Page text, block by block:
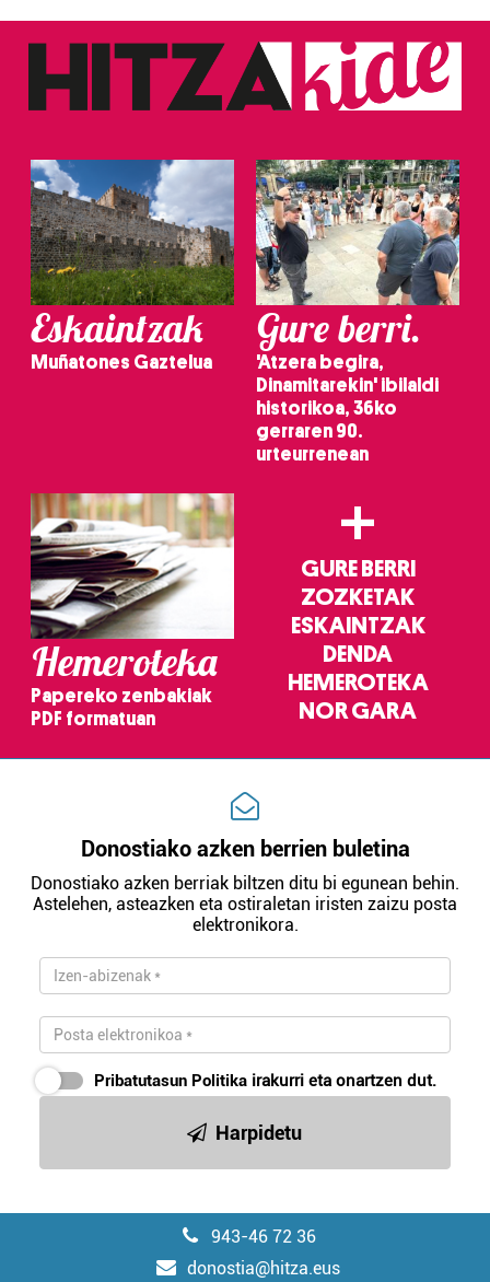
Eskaintzak
Muñatones Gaztelua
Gure berri.
'Atzera begira,
Dinamitarekin' ibilaldi
historikoa, 36ko
gerraren 90.
urteurrenean
Hemeroteka
Papereko zenbakiak
PDF formatuan
+
GURE BERRI
ZOZKETAK
ESKAINTZAK
DENDA
HEMEROTEKA
NOR GARA
Donostiako azken berrien buletina
Donostiako azken berriak biltzen ditu bi egunean behin.
Astelehen, asteazken eta ostiraletan iristen zaizu posta
elektronikora.
Pribatutasun Politika irakurri eta onartzen dut.
Harpidetu
943-46 72 36
donostia@hitza.eus